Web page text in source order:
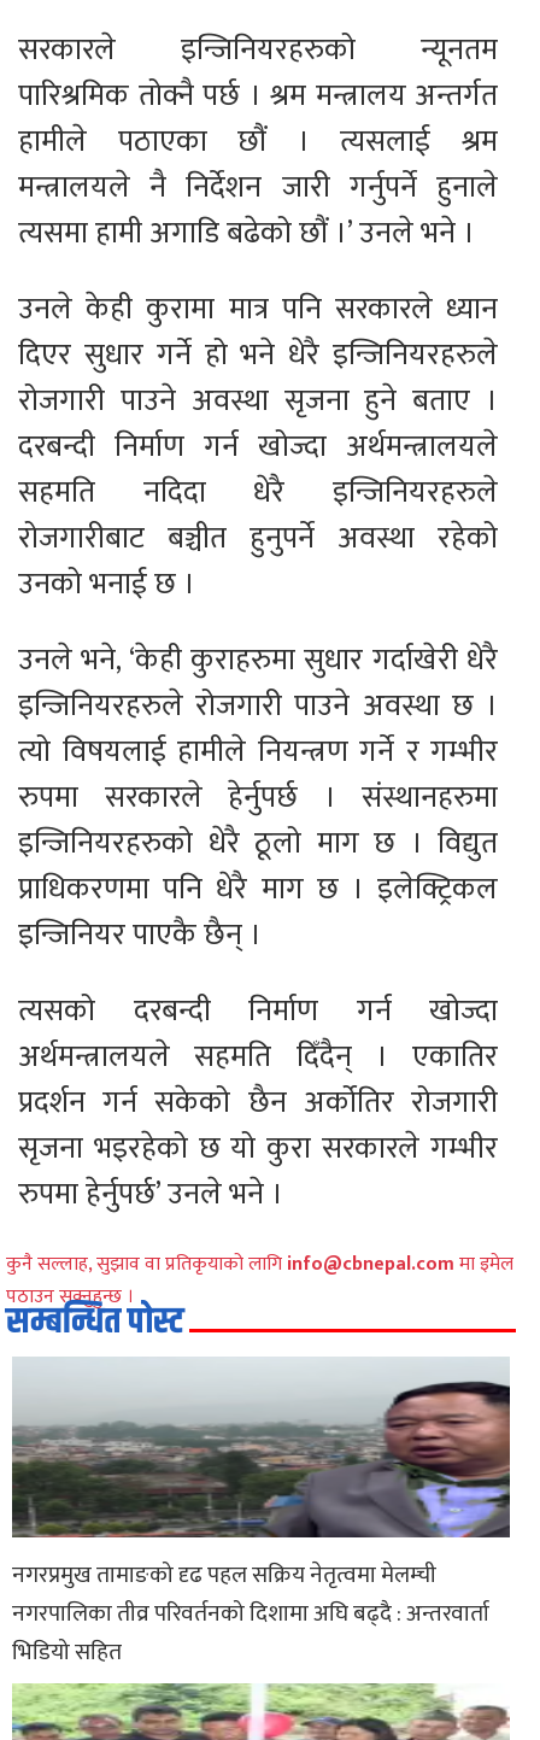
सरकारले इन्जिनियरहरुको न्यूनतम
पारिश्रमिक तोक्नै पर्छ । श्रम मन्त्रालय अन्तर्गत
हामीले पठाएका छौं । त्यसलाई श्रम
मन्त्रालयले नै निर्देशन जारी गर्नुपर्ने हुनाले
त्यसमा हामी अगाडि बढेको छौं ।’ उनले भने ।
उनले केही कुरामा मात्र पनि सरकारले ध्यान
दिएर सुधार गर्ने हो भने धेरै इन्जिनियरहरुले
रोजगारी पाउने अवस्था सृजना हुने बताए ।
दरबन्दी निर्माण गर्न खोज्दा अर्थमन्त्रालयले
सहमति नदिदा धेरै इन्जिनियरहरुले
रोजगारीबाट बञ्चीत हुनुपर्ने अवस्था रहेको
उनको भनाई छ ।
उनले भने, ‘केही कुराहरुमा सुधार गर्दाखेरी धेरै
इन्जिनियरहरुले रोजगारी पाउने अवस्था छ ।
त्यो विषयलाई हामीले नियन्त्रण गर्ने र गम्भीर
रुपमा सरकारले हेर्नुपर्छ । संस्थानहरुमा
इन्जिनियरहरुको धेरै ठूलो माग छ । विद्युत
प्राधिकरणमा पनि धेरै माग छ । इलेक्ट्रिकल
इन्जिनियर पाएकै छैन् ।
त्यसको दरबन्दी निर्माण गर्न खोज्दा
अर्थमन्त्रालयले सहमति दिँदैन् । एकातिर
प्रदर्शन गर्न सकेको छैन अर्कोतिर रोजगारी
सृजना भइरहेको छ यो कुरा सरकारले गम्भीर
रुपमा हेर्नुपर्छ’ उनले भने ।
कुनै सल्लाह, सुझाव वा प्रतिकृयाको लागिinfo@cbnepal.comमा इमेल
पठाउन सक्नुहुन्छ ।
सम्बन्धित पोस्ट
नगरप्रमुख तामाङको दृढ पहल सक्रिय नेतृत्वमा मेलम्ची
नगरपालिका तीव्र परिवर्तनको दिशामा अघि बढ्दै : अन्तरवार्ता
भिडियो सहित